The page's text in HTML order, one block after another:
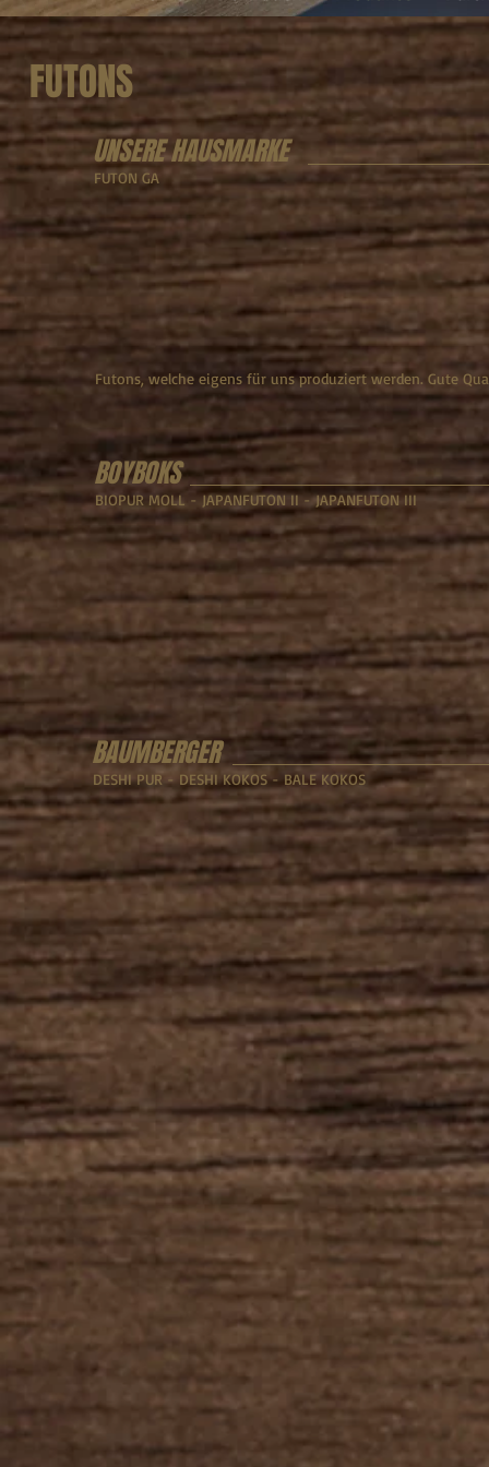
FUTONS
FUTON GA
UNSERE HAUSMARKE
Futons, welche eigens für uns produziert werden. Gute
BOYBOKS
BIOPUR MOLL - JAPANFUTON II - JAPANFUTON III
DESHI PUR - DESHI KOKOS - BALE KOKOS
BAUMBERGER